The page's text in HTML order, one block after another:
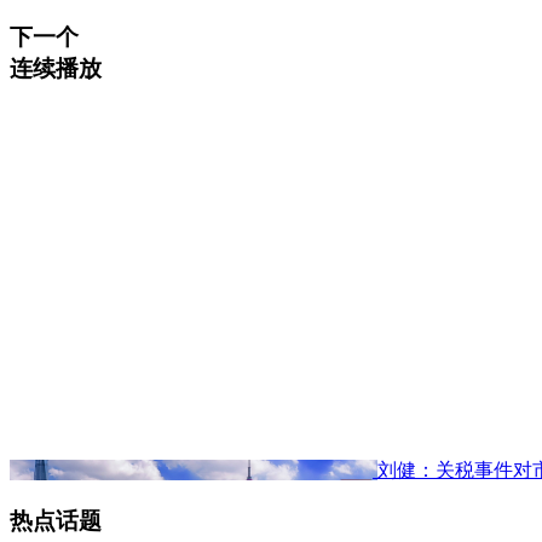
下一个
连续播放
刘健：关税事件对
热点话题